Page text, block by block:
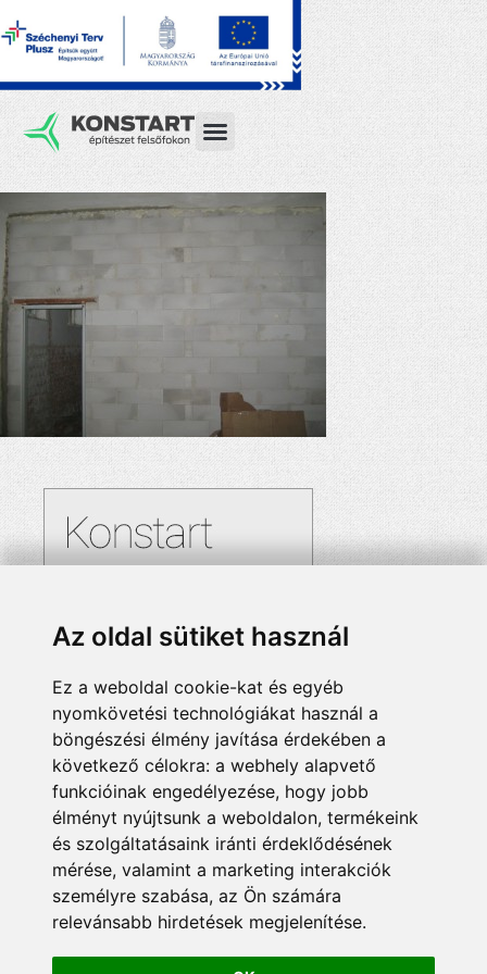
Az oldal sütiket használ
Ez a weboldal cookie-kat és egyéb
nyomkövetési technológiákat használ a
böngészési élmény javítása érdekében a
következő célokra: a webhely alapvető
funkcióinak engedélyezése, hogy jobb
élményt nyújtsunk a weboldalon, termékeink
és szolgáltatásaink iránti érdeklődésének
mérése, valamint a marketing interakciók
személyre szabása, az Ön számára
relevánsabb hirdetések megjelenítése.